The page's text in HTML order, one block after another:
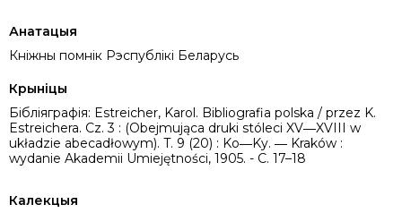
Анатацыя
Кніжны помнік Рэспублікі Беларусь
Крыніцы
Бібліяграфія: Estreicher, Karol. Bibliografia polska / przez K.
Estreichera. Cz. 3 : (Obejmująca druki stóleci XV―XVIII w
układzie abecadłowym). T. 9 (20) : Ko―Ky. ― Kraków :
wydanie Akademii Umiejętności, 1905. - C. 17–18
Калекцыя